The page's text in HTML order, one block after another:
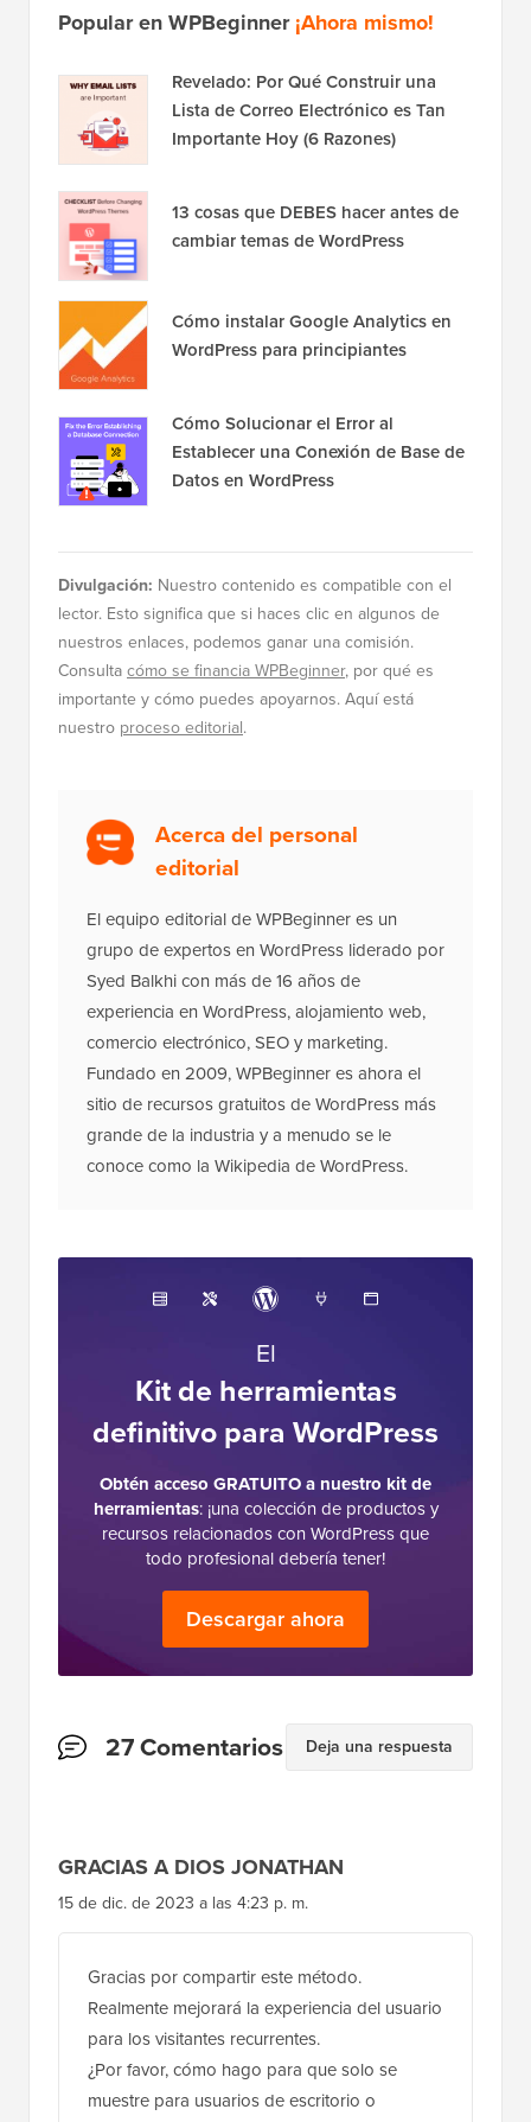
Popular en WPBeginner¡Ahora mismo!
Revelado: Por Qué Construir una
Lista de Correo Electrónico es Tan
Importante Hoy (6 Razones)
13 cosas que DEBES hacer antes de
cambiar temas de WordPress
Cómo instalar Google Analytics en
WordPress para principiantes
Cómo Solucionar el Error al
Establecer una Conexión de Base de
Datos en WordPress
Divulgación: Nuestro contenido es compatible con el
lector. Esto significa que si haces clic en algunos de
nuestros enlaces, podemos ganar una comisión.
Consultacómo se financia WPBeginner, por qué es
importante y cómo puedes apoyarnos. Aquí está
nuestro proceso editorial.
Acerca del personal
editorial
El equipo editorial de WPBeginner es un
grupo de expertos en WordPress liderado por
Syed Balkhi con más de 16 años de
experiencia en WordPress, alojamiento web,
comercio electrónico, SEO y marketing.
Fundado en 2009, WPBeginner es ahora el
sitio de recursos gratuitos de WordPress más
grande de la industria y a menudo se le
conoce como la Wikipedia de WordPress.
El
Kit de herramientas
definitivo para WordPress
Obtén acceso GRATUITO a nuestro kit de
herramientas: ¡una colección de productos y
recursos relacionados con WordPress que
todo profesional debería tener!
Descargar ahora
Interacciones
27 Comentarios Deja una respuesta
GRACIAS A DIOS JONATHAN
15 de dic. de 2023 a las 4:23 p. m.
Gracias por compartir este método.
Realmente mejorará la experiencia del usuario
para los visitantes recurrentes.
¿Por favor, cómo hago para que solo se
muestre para usuarios de escritorio o